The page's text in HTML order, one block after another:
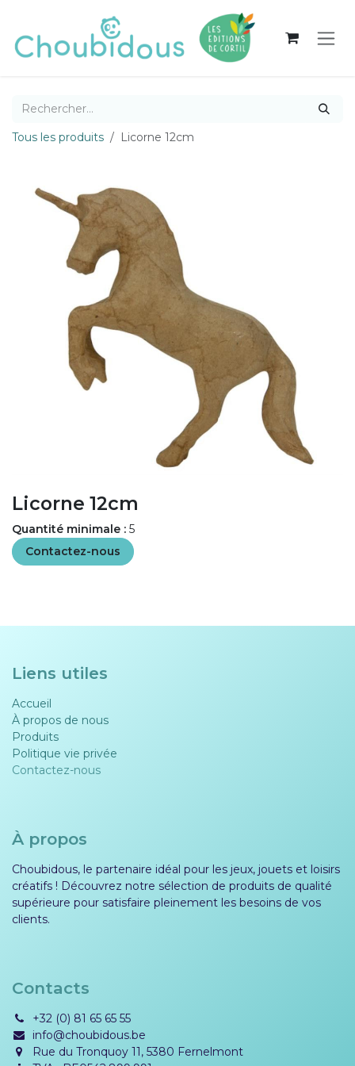
Tous les produits Licorne 12cm
Licorne 12cm
Quantité minimale : 5
Contactez-nous
Liens utiles
Accueil
À propos de nous
Produits
Politique vie privée​​
Contactez-nous
À propos
Choubidous, le partenaire idéal pour les jeux, jouets et loisirs
créatifs ! Découvrez notre sélection de produits de qualité
supérieure pour satisfaire pleinement les besoins de vos
clients.
Contacts
+32 (0) 81 65 65 55
info@choubidous.be
Rue du Tronquoy 11, 5380 Fernelmont